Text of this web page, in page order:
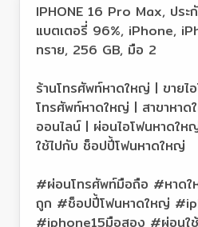
IPHONE 16 Pro Max, ประ
แบตเตอรี่ 96%, iPhone,
ทราย, 256 GB, มือ 2
ร้านโทรศัพท์หาดใหญ่ | ขายไ
โทรศัพท์หาดใหญ่ | สาขาหา
ออนไลน์ | ผ่อนไอโฟนหาดใ
ใช้ไปกับ ช็อปปี้โฟนหาดใหญ่
#ผ่อนโทรศัพท์มือถือ #หาดใ
ถูก #ช็อปปี้โฟนหาดใหญ่
#iphone15มือสอง #ผ่อนใช้